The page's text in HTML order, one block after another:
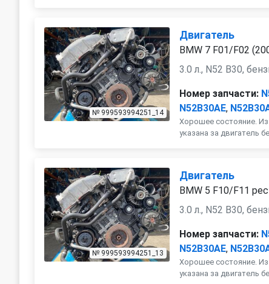
№ 999593994251_14
Двигатель
BMW 7 F01/F02
3.0 л., N52 B30,
Номер запчасти:
N52B30AE,
Хорошее состояние.
указана за двигатель
№ 999593994251_13
Двигатель
BMW 5 F10/F11
3.0 л., N52 B30,
Номер запчасти:
N52B30AE,
Хорошее состояние.
указана за двигатель